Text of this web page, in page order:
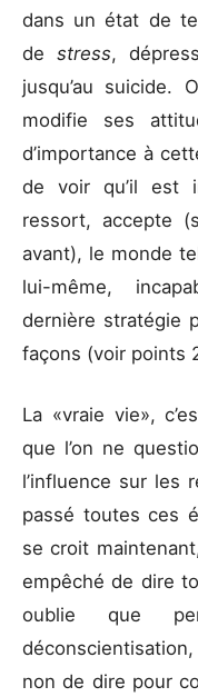
dans un état de
de stress,
jusqu’au suicide.
modifie ses
d’importance à
de voir qu’il est
ressort, accepte
avant), le monde
lui-même,
dernière stratégie
façons (voir points
La «vraie vie»,
que l’on ne
l’influence sur les
passé toutes ces
se croit
empêché de dire
oublie que
non de dire pour